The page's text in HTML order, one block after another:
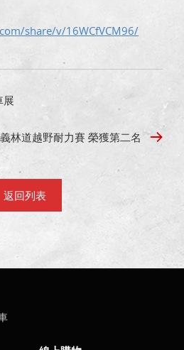
share/v/16WCfVCM96/
展
林道越野耐力賽 榮獲第二名
返回列表